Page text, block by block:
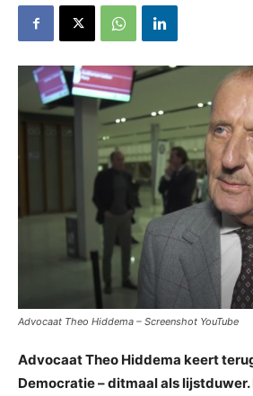
Advocaat Theo Hiddema – Screenshot YouTube
Advocaat Theo Hiddema keert
Democratie – ditmaal als